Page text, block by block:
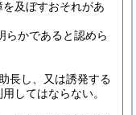
及ぼすおそれがあ
らかであると認めら
長し、又は誘発する
してはならない。